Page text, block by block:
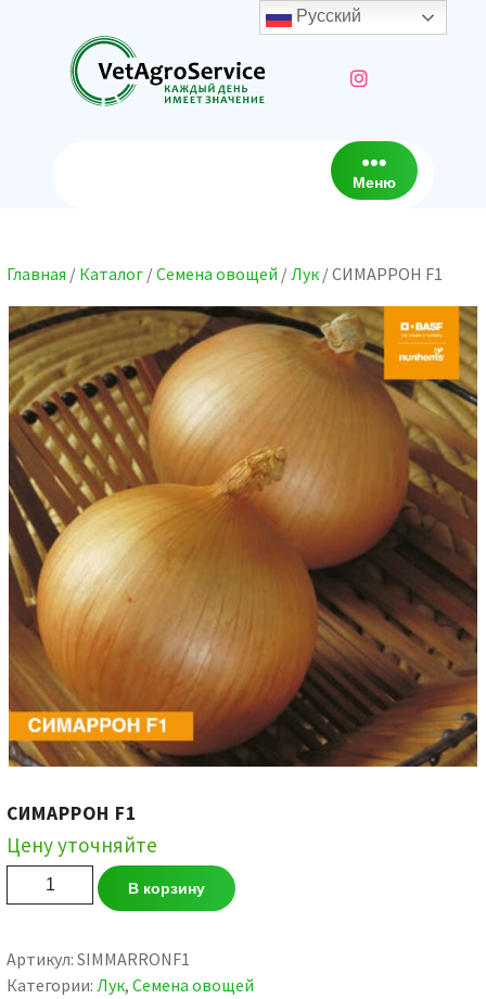
содержимому
Меню
Главная / Каталог /Семена овощей / Лук / СИМАРРОН F1
СИМАРРОН F1
Цену уточняйте
Количество
товара
F1
В корзину
Артикул: SIMMARRONF1
Категории: Лук, Семена овощей
Русский